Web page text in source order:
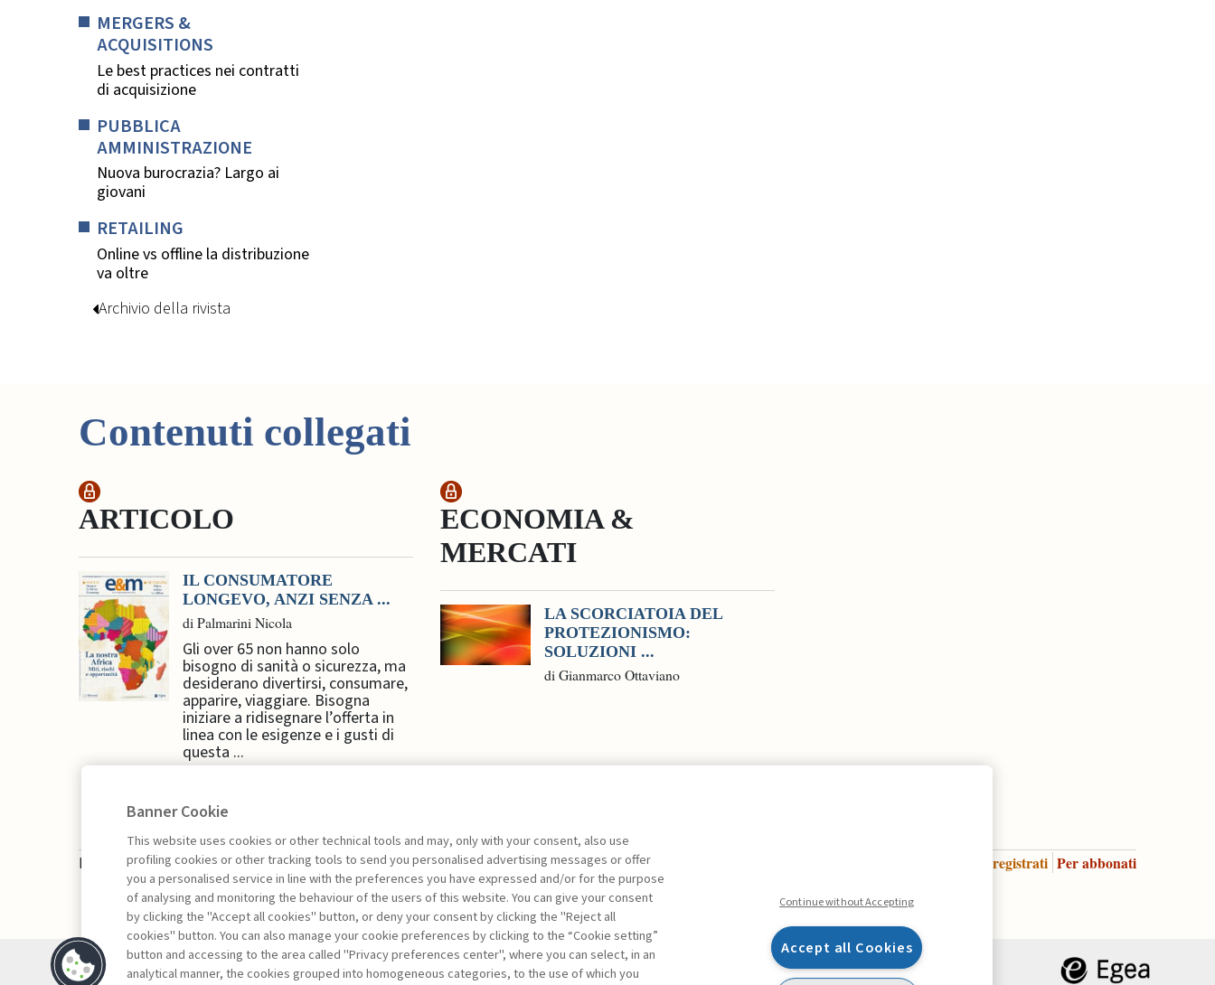
MERGERS &
ACQUISITIONS
Le best practices nei contratti
di acquisizione
PUBBLICA
AMMINISTRAZIONE
Nuova burocrazia? Largo ai
giovani
RETAILING
Online vs offline la distribuzione
va oltre
Archivio della rivista
Contenuti collegati
ARTICOLO
IL CONSUMATORE
LONGEVO, ANZI SENZA ...
di Palmarini Nicola
Gli over 65 non hanno solo
bisogno di sanità o sicurezza, ma
desiderano divertirsi, consumare,
apparire, viaggiare. Bisogna
iniziare a ridisegnare l’offerta in
linea con le esigenze e i gusti di
questa ...
ECONOMIA &
MERCATI
LA SCORCIATOIA DEL
PROTEZIONISMO:
SOLUZIONI ...
di Gianmarco Ottaviano
La consultazione dei libri è riservata esclusivamente agli abbonati Premium Per registrati Per abbonati
Contatti
FacebookTwitterLinkedin
Banner Cookie
This website uses cookies or other technical tools and may, only with your consent, also use
profiling cookies or other tracking tools to send you personalised advertising messages or offer
you a personalised service in line with the preferences you have expressed and/or for the purpose
of analysing and monitoring the behaviour of the users of this website. You can give your consent
by clicking the "Accept all cookies" button, or deny your consent by clicking the "Reject all
cookies" button. You can also manage your cookie preferences by clicking to the “Cookie setting”
button and accessing to the area called "Privacy preferences center", where you can select, in an
analytical manner, the cookies grouped into homogeneous categories, to the use of which you
Continue without Accepting
Accept all Cookies